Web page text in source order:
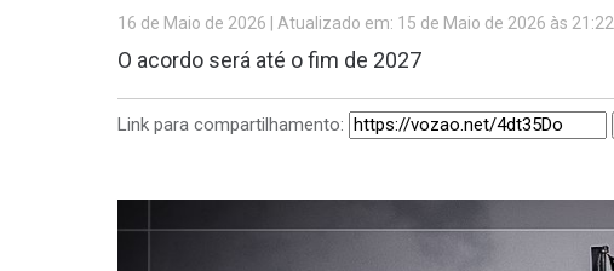
16 de Maio de 2026 | Atualizado em: 15 de Maio de 2026 às 21:22
O acordo será até o fim de 2027
Link para compartilhamento: